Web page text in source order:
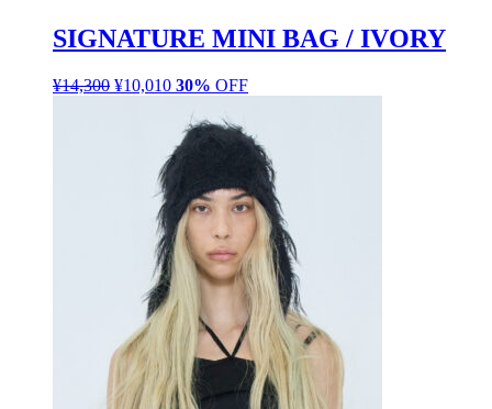
SIGNATURE MINI BAG / IVORY
¥14,300 元
¥14,300
¥10,010現
の
価
は
¥10,010
で
す。
30% OFF